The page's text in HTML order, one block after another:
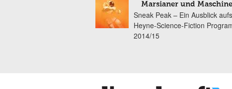
Marsianer und
Sneak Peak – Ein Ausblick aufs
Heyne-Science-Fiction
2014/15